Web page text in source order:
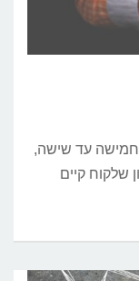
חמישה עד שישה,
שלקוח קיים